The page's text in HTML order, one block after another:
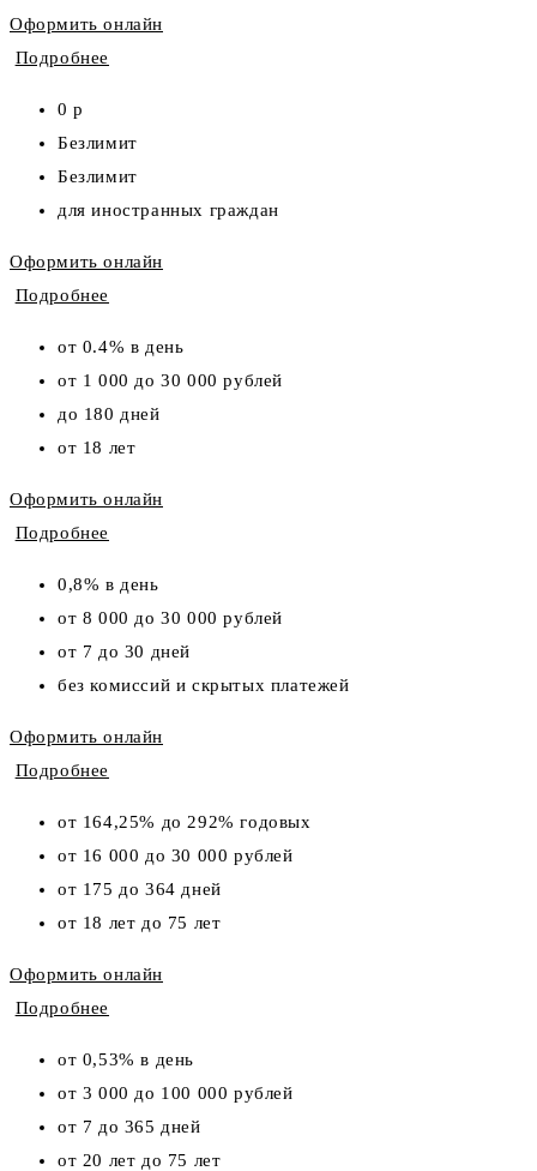
Оформить онлайн
Подробнее
0 р
Безлимит
Безлимит
для иностранных граждан
Оформить онлайн
Подробнее
от 0.4% в день
от 1 000 до 30 000 рублей
до 180 дней
от 18 лет
Оформить онлайн
Подробнее
0,8% в день
от 8 000 до 30 000 рублей
от 7 до 30 дней
без комиссий и скрытых платежей
Оформить онлайн
Подробнее
от 164,25% до 292% годовых
от 16 000 до 30 000 рублей
от 175 до 364 дней
от 18 лет до 75 лет
Оформить онлайн
Подробнее
от 0,53% в день
от 3 000 до 100 000 рублей
от 7 до 365 дней
от 20 лет до 75 лет